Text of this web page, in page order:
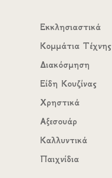
Εκκλησιαστικά
Κομμάτια Τέχνης
Διακόσμηση
Είδη Κουζίνας
Χρηστικά
Αξεσουάρ
Καλλυντικά
Παιχνίδια